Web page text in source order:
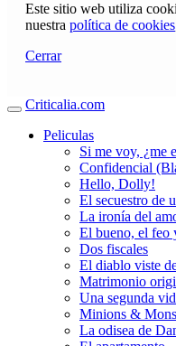
Este sitio web utiliza
nuestra política de cookies
Cerrar
Criticalia.com
Peliculas
Si me voy, ¿me
Confidencial
Hello, Dolly!
El secuestro de
La ironía del
El bueno, el feo
Dos fiscales
El diablo viste
Matrimonio
Una segunda
Minions &
La odisea de